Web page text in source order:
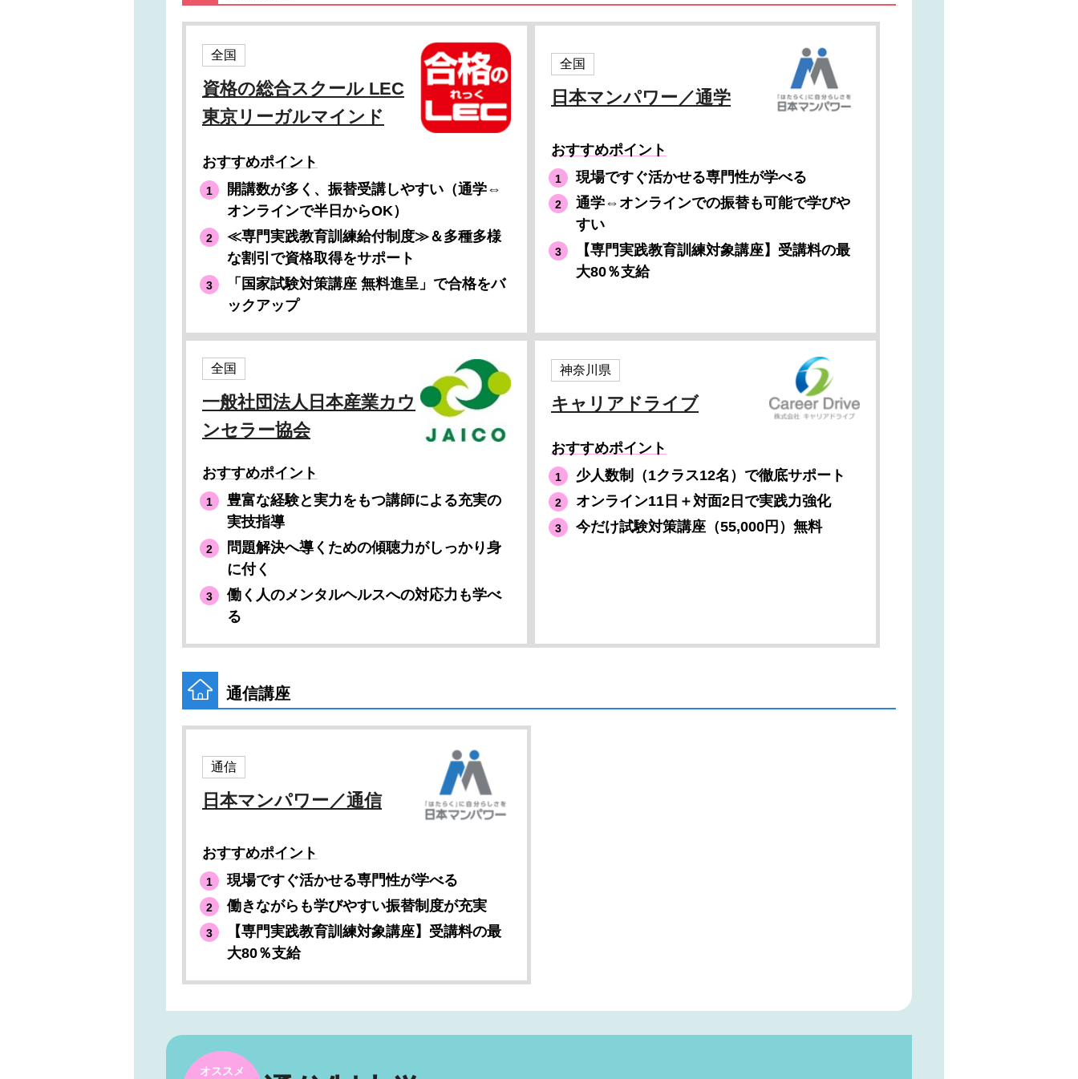
全国
資格の総合スクール LEC
東京リーガルマインド
おすすめポイント
開講数が多く、振替受講しやすい（通学⇔
オンラインで半日からOK）
≪専門実践教育訓練給付制度≫＆多種多様
な割引で資格取得をサポート
「国家試験対策講座 無料進呈」で合格をバ
ックアップ
全国
日本マンパワー／通学
おすすめポイント
現場ですぐ活かせる専門性が学べる
通学⇔オンラインでの振替も可能で学びや
すい
【専門実践教育訓練対象講座】受講料の最
大80％支給
全国
一般社団法人日本産業カウ
ンセラー協会
おすすめポイント
豊富な経験と実力をもつ講師による充実の
実技指導
問題解決へ導くための傾聴力がしっかり身
に付く
働く人のメンタルヘルスへの対応力も学べ
る
神奈川県
キャリアドライブ
おすすめポイント
少人数制（1クラス12名）で徹底サポート
オンライン11日＋対面2日で実践力強化
今だけ試験対策講座（55,000円）無料
通信講座
通信
日本マンパワー／通信
おすすめポイント
現場ですぐ活かせる専門性が学べる
働きながらも学びやすい振替制度が充実
【専門実践教育訓練対象講座】受講料の最
大80％支給
オススメ